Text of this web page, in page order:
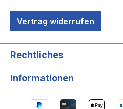
Vertrag widerrufen
Rechtliches
Informationen